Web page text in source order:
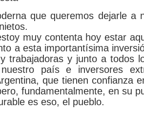
que queremos dejarle a
muy contenta hoy estar
a esta importantísima
trabajadoras y junto a todos
país e inversores
que tienen confianza
fundamentalmente, en su
es eso, el pueblo.